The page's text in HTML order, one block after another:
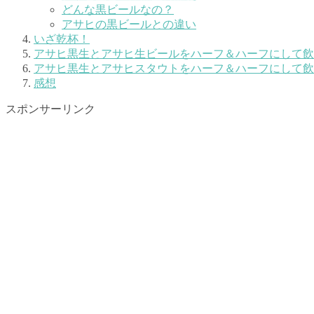
どんな黒ビールなの？
アサヒの黒ビールとの違い
いざ乾杯！
アサヒ黒生とアサヒ生ビールをハーフ＆ハーフにして
アサヒ黒生とアサヒスタウトをハーフ＆ハーフにして
感想
スポンサーリンク